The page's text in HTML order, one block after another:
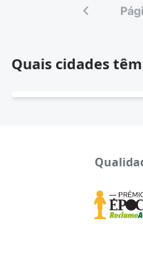
Quais cidades